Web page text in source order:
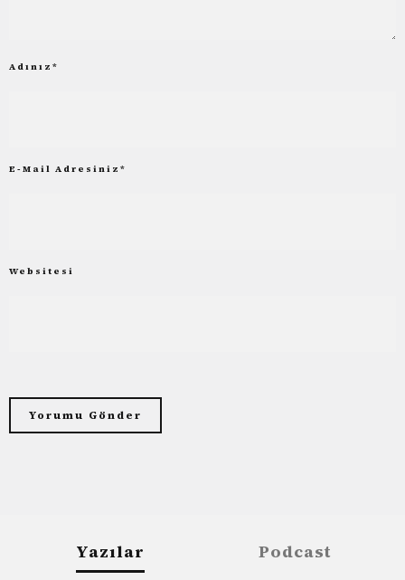
Adınız *
E-Mail Adresiniz *
Websitesi
Yazılar Podcast